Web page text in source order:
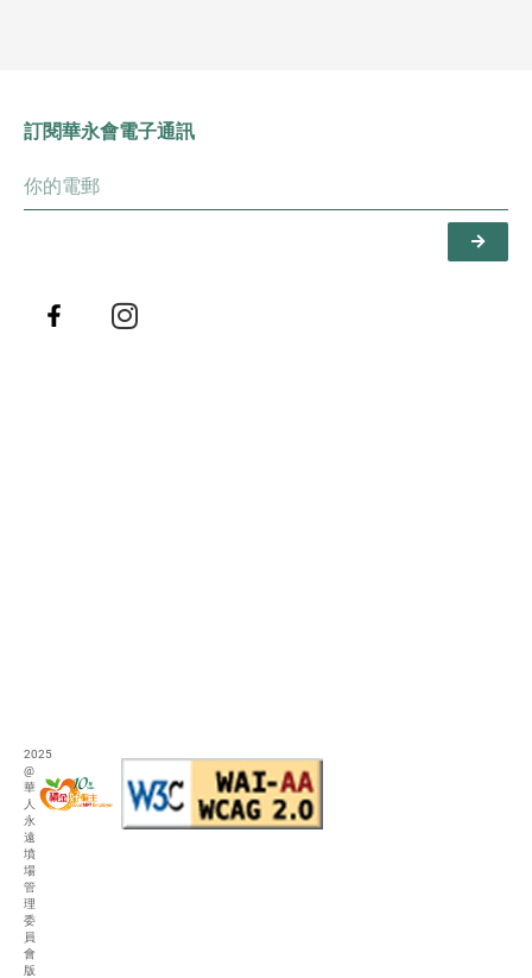
訂閱華永會電子通訊
2025
@
華
人
永
遠
墳
場
管
理
委
員
會
版